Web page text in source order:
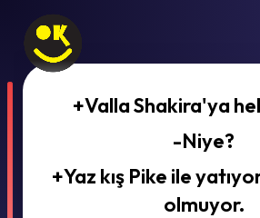
+Valla Shakira'ya
-Niye?
+Yaz kış Pike ile
olmuyor.